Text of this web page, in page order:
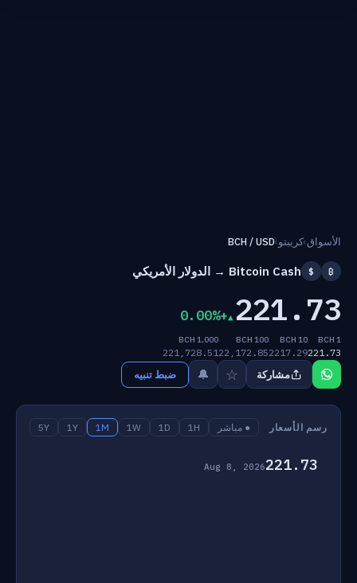
الأسواق›كريبتو›
BCH / USD
₿
$ Bitcoin Cash → الدولار الأمريكي
221.73
+0.00%
1 BCH
221.73
10 BCH
2217.29
100 BCH
22,172.85
1,000 BCH
221,728.51
مشاركة ☆
🔔 ضبط تنبيه
رسم الأسعار ● مباشر 1H
1D
1W
1M
1Y
5Y
221.73
Aug 8, 2026